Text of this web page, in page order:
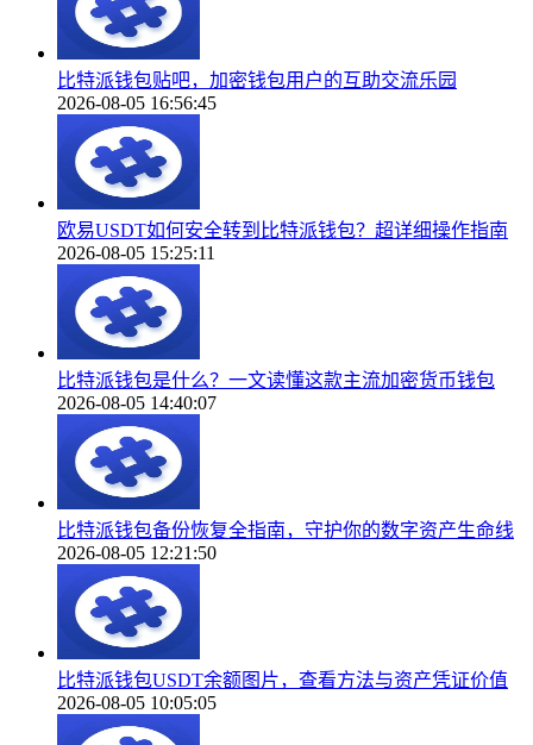
比特派钱包贴吧，加密钱包用户的互助交流乐园
2026-08-05 16:56:45
欧易USDT如何安全转到比特派钱包？超详细操作指南
2026-08-05 15:25:11
比特派钱包是什么？一文读懂这款主流加密货币钱包
2026-08-05 14:40:07
比特派钱包备份恢复全指南，守护你的数字资产生命线
2026-08-05 12:21:50
比特派钱包USDT余额图片，查看方法与资产凭证价值
2026-08-05 10:05:05